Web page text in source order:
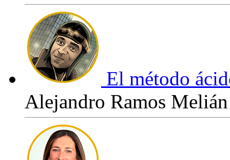
El método
Alejandro Ramos Melián